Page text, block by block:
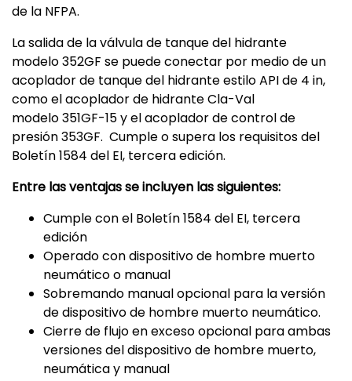
de la NFPA.
La salida de la válvula de tanque del hidrante
modelo 352GF se puede conectar por medio de un
acoplador de tanque del hidrante estilo API de 4 in,
como el acoplador de hidrante Cla-Val
modelo 351GF-15 y el acoplador de control de
presión 353GF. Cumple o supera los requisitos del
Boletín 1584 del EI, tercera edición.
Entre las ventajas se incluyen las siguientes:
Cumple con el Boletín 1584 del EI, tercera
edición
Operado con dispositivo de hombre muerto
neumático o manual
Sobremando manual opcional para la versión
de dispositivo de hombre muerto neumático.
Cierre de flujo en exceso opcional para ambas
versiones del dispositivo de hombre muerto,
neumática y manual